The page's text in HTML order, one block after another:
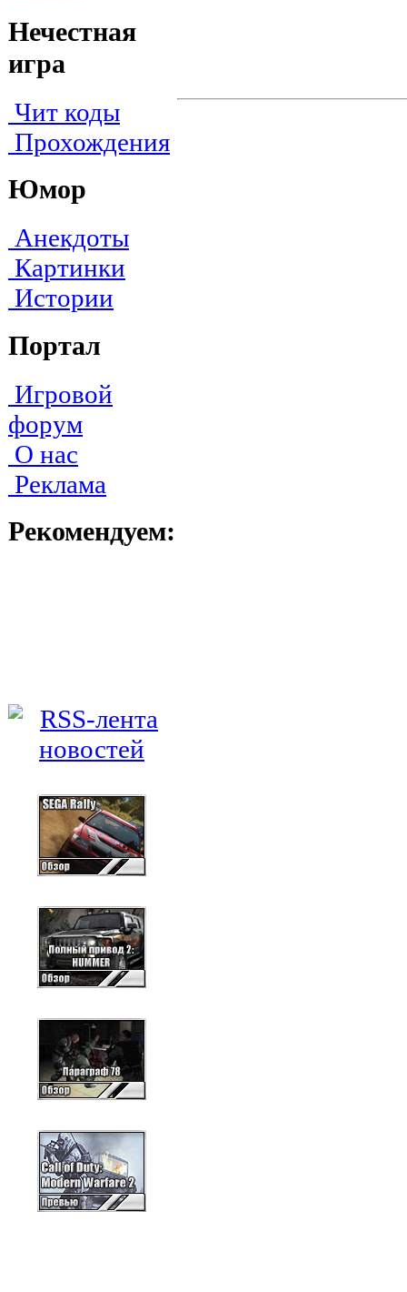
Нечестная
игра
Чит коды
Прохождения
Юмор
Анекдоты
Картинки
Истории
Портал
Игровой
форум
О нас
Реклама
Рекомендуем: